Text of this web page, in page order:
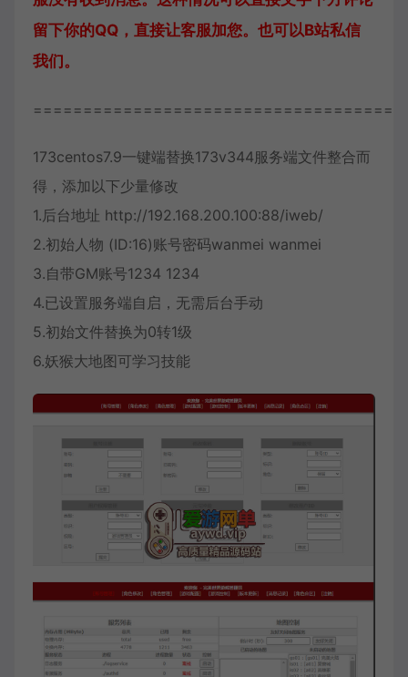
留下你的QQ，直接让客服加您。也可以B站私信
我们。
173centos7.9一键端替换173v344服务端文件整合而
得，添加以下少量修改
1.后台地址 http://192.168.200.100:88/iweb/
2.初始人物 (ID:16)账号密码wanmei wanmei
3.自带GM账号1234 1234
4.已设置服务端自启，无需后台手动
5.初始文件替换为0转1级
6.妖猴大地图可学习技能